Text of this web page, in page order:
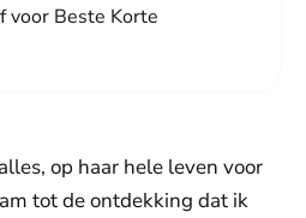
voor Beste Korte
op haar hele leven voor
tot de ontdekking dat ik